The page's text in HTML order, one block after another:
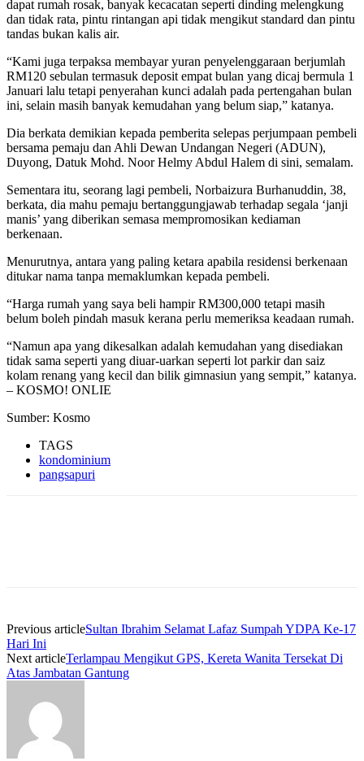
dapat rumah rosak, banyak kecacatan seperti dinding melengkung
dan tidak rata, pintu rintangan api tidak mengikut standard dan pintu
tandas bukan kalis air.
“Kami juga terpaksa membayar yuran penyelenggaraan berjumlah
RM120 sebulan termasuk deposit empat bulan yang dicaj bermula 1
Januari lalu tetapi penyerahan kunci adalah pada pertengahan bulan
ini, selain masih banyak kemudahan yang belum siap,” katanya.
Dia berkata demikian kepada pemberita selepas perjumpaan pembeli
bersama pemaju dan Ahli Dewan Undangan Negeri (ADUN),
Duyong, Datuk Mohd. Noor Helmy Abdul Halem di sini, semalam.
Sementara itu, seorang lagi pembeli, Norbaizura Burhanuddin, 38,
berkata, dia mahu pemaju bertanggungjawab terhadap segala ‘janji
manis’ yang diberikan semasa mempromosikan kediaman
berkenaan.
Menurutnya, antara yang paling ketara apabila residensi berkenaan
ditukar nama tanpa memaklumkan kepada pembeli.
“Harga rumah yang saya beli hampir RM300,000 tetapi masih
belum boleh pindah masuk kerana perlu memeriksa keadaan rumah.
“Namun apa yang dikesalkan adalah kemudahan yang disediakan
tidak sama seperti yang diuar-uarkan seperti lot parkir dan saiz
kolam renang yang kecil dan bilik gimnasiun yang sempit,” katanya.
– KOSMO! ONLIE
Sumber: Kosmo
TAGS
kondominium
pangsapuri
Previous articleSultan Ibrahim Selamat Lafaz Sumpah YDPA Ke-17
Hari Ini
Next articleTerlampau Mengikut GPS, Kereta Wanita Tersekat Di
Atas Jambatan Gantung